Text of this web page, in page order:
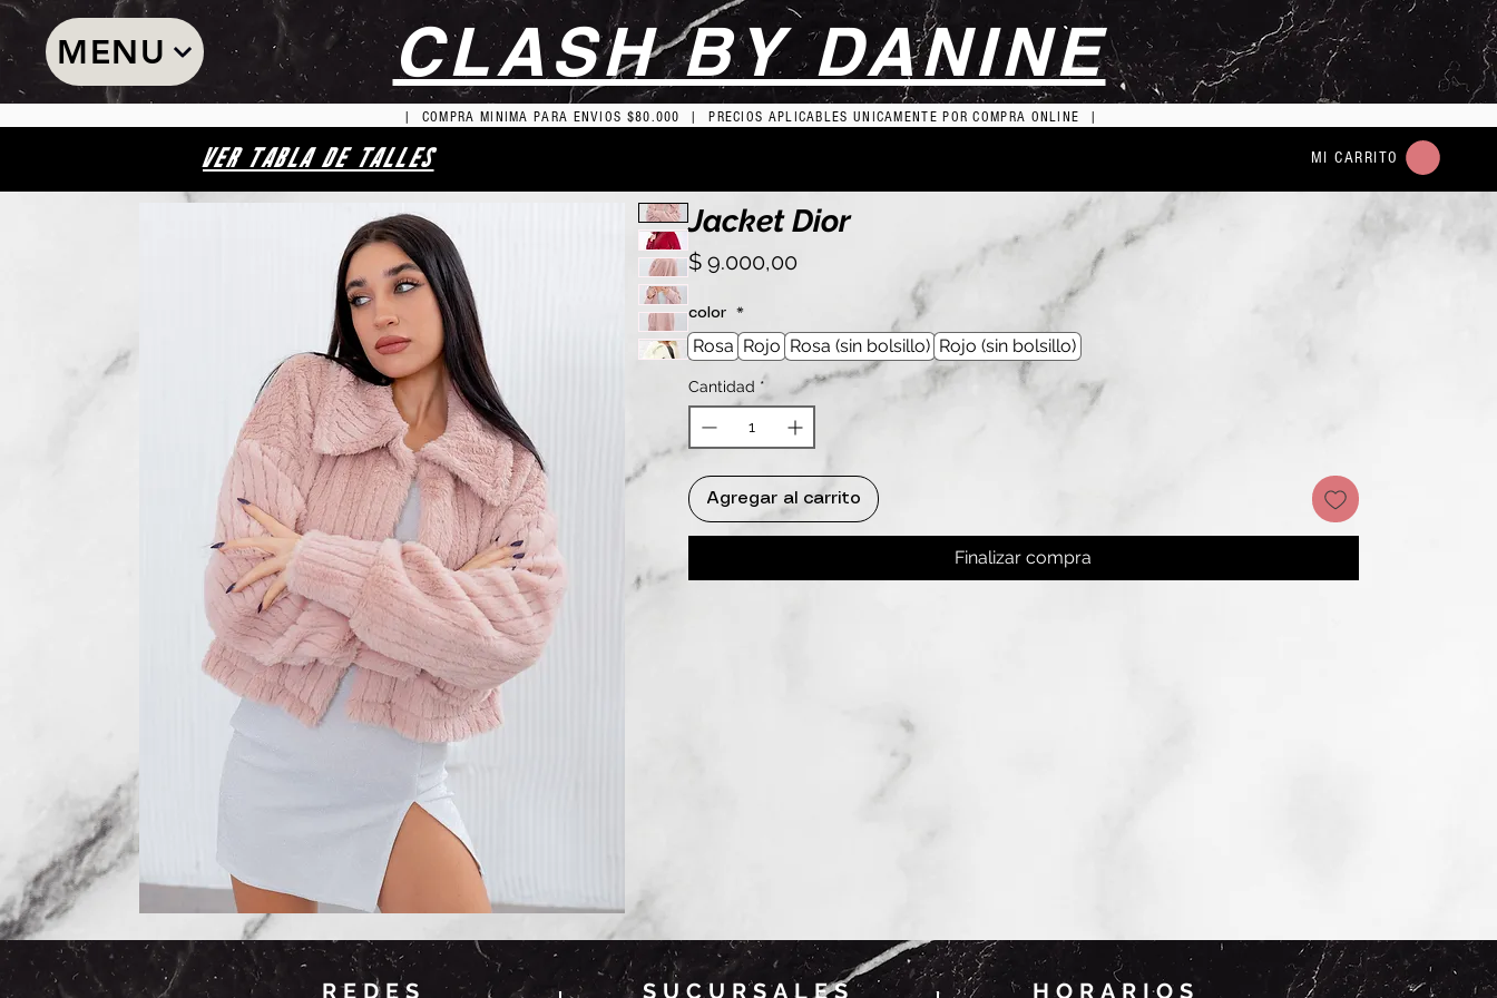
MENU CLASH BY DANINE
| COMPRA MINIMA PARA ENVIOS $80.000 | PRECIOS APLICABLES UNICAMENTE POR COMPRA ONLINE |
VER TABLA DE TALLES MI CARRITO
Jacket Dior
$ 9.000,00Precio
color *
Rosa Rojo Rosa (sin bolsillo) Rojo (sin bolsillo)
Cantidad *
Agregar al carrito
Finalizar compra
REDES SUCURSALES HORARIOS